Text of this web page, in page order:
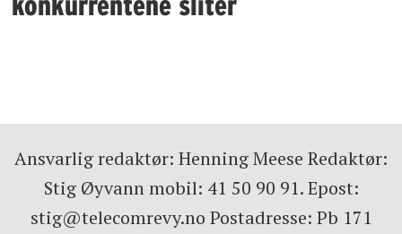
Ansvarlig redaktør: Henning Meese Redaktør:
Stig Øyvann mobil: 41 50 90 91. Epost:
stig@telecomrevy.no Postadresse: Pb 171